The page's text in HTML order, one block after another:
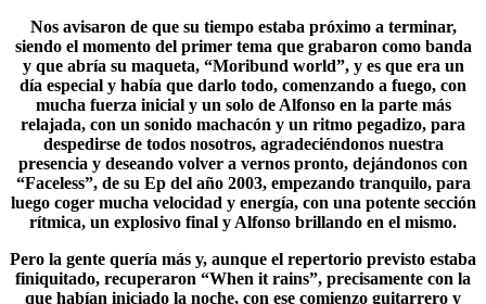
Nos avisaron de que su tiempo estaba próximo a terminar,
siendo el momento del primer tema que grabaron como banda
y que abría su maqueta, “Moribund world”, y es que era un
día especial y había que darlo todo, comenzando a fuego, con
mucha fuerza inicial y un solo de Alfonso en la parte más
relajada, con un sonido machacón y un ritmo pegadizo, para
despedirse de todos nosotros, agradeciéndonos nuestra
presencia y deseando volver a vernos pronto, dejándonos con
“Faceless”, de su Ep del año 2003, empezando tranquilo, para
luego coger mucha velocidad y energía, con una potente sección
rítmica, un explosivo final y Alfonso brillando en el mismo.
Pero la gente quería más y, aunque el repertorio previsto estaba
finiquitado, recuperaron “When it rains”, precisamente con la
que habían iniciado la noche, con ese comienzo guitarrero y